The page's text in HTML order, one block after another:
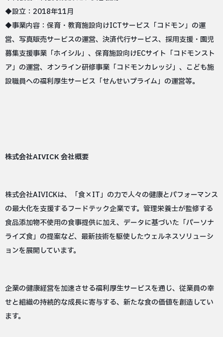
◆設立：2018年11月
◆事業内容：保育・教育施設向けICTサービス「コドモン」の運
営、写真販売サービスの運営、決済代行サービス、採用支援・園児
募集支援事業「ホイシル」、保育施設向けECサイト「コドモンスト
ア」の運営、オンライン研修事業「コドモンカレッジ」、こども施
設職員への福利厚生サービス「せんせいプライム」の運営等。
株式会社AIVICK 会社概要
株式会社AIVICKは、「食×IT」の力で人々の健康とパフォーマンス
の最大化を支援するフードテック企業です。管理栄養士が監修する
食品添加物不使用の食事提供に加え、データに基づいた「パーソナ
ライズ食」の提案など、最新技術を駆使したウェルネスソリューシ
ョンを展開しています。
企業の健康経営を加速させる福利厚生サービスを通じ、従業員の幸
せと組織の持続的な成長に寄与する、新たな食の価値を創造してい
ます。